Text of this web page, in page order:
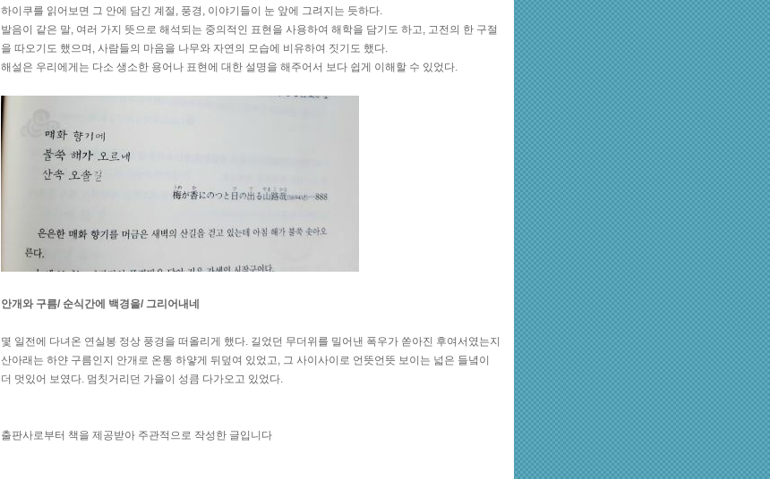
하이쿠를 읽어보면 그 안에 담긴 계절, 풍경, 이야기들이 눈 앞에 그려지는 듯하다.
발음이 같은 말, 여러 가지 뜻으로 해석되는 중의적인 표현을 사용하여 해학을 담기도 하고, 고전의 한 구절
을 따오기도 했으며, 사람들의 마음을 나무와 자연의 모습에 비유하여 짓기도 했다.
해설은 우리에게는 다소 생소한 용어나 표현에 대한 설명을 해주어서 보다 쉽게 이해할 수 있었다.
안개와 구름/ 순식간에 백경을/ 그리어내네
몇 일전에 다녀온 연실봉 정상 풍경을 떠올리게 했다. 길었던 무더위를 밀어낸 폭우가 쏟아진 후여서였는지
산아래는 하얀 구름인지 안개로 온통 하얗게 뒤덮여 있었고, 그 사이사이로 언뜻언뜻 보이는 넓은 들녘이
더 멋있어 보였다. 멈칫거리던 가을이 성큼 다가오고 있었다.
출판사로부터 책을 제공받아 주관적으로 작성한 글입니다